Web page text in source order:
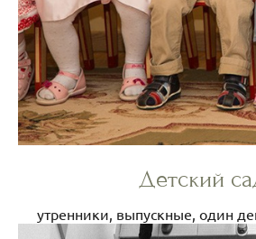
Детский
утренники, выпускные, один